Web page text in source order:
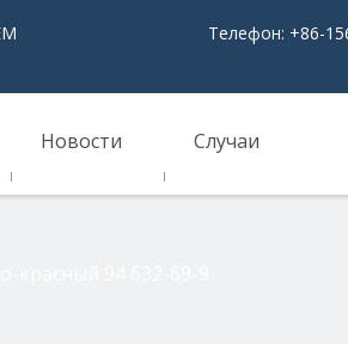
Телефон: +86-
Новости Случаи